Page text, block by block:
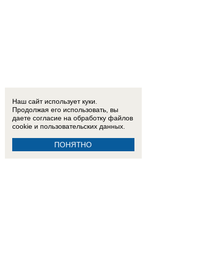
Наш сайт использует куки.
Продолжая его использовать, вы
даете согласие на обработку файлов
cookie и пользовательских данных.
ПОНЯТНО